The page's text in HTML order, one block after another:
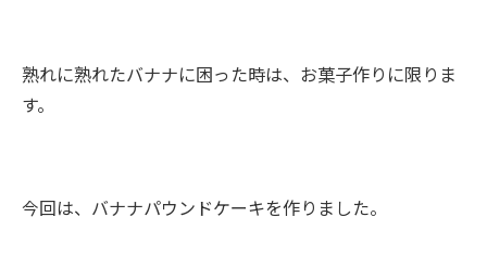
熟れに熟れたバナナに困った時は、お菓子作りに限りま
す。
今回は、バナナパウンドケーキを作りました。